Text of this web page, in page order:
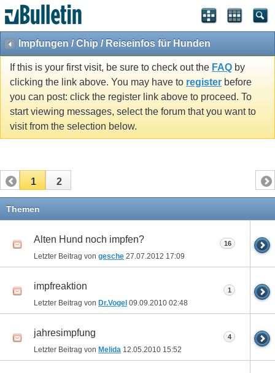
Impfungen / Chip / Reiseinfos für Hunden
If this is your first visit, be sure to check out the FAQ by
clicking the link above. You may have to register before
you can post: click the register link above to proceed. To
start viewing messages, select the forum that you want to
visit from the selection below.
1 2
Themen
Alten Hund noch impfen?
Letzter Beitrag von gesche 27.07.2012 17:09
16
impfreaktion
Letzter Beitrag von Dr.Vogel 09.09.2010 02:48
1
jahresimpfung
Letzter Beitrag von Melida 12.05.2010 15:52
4